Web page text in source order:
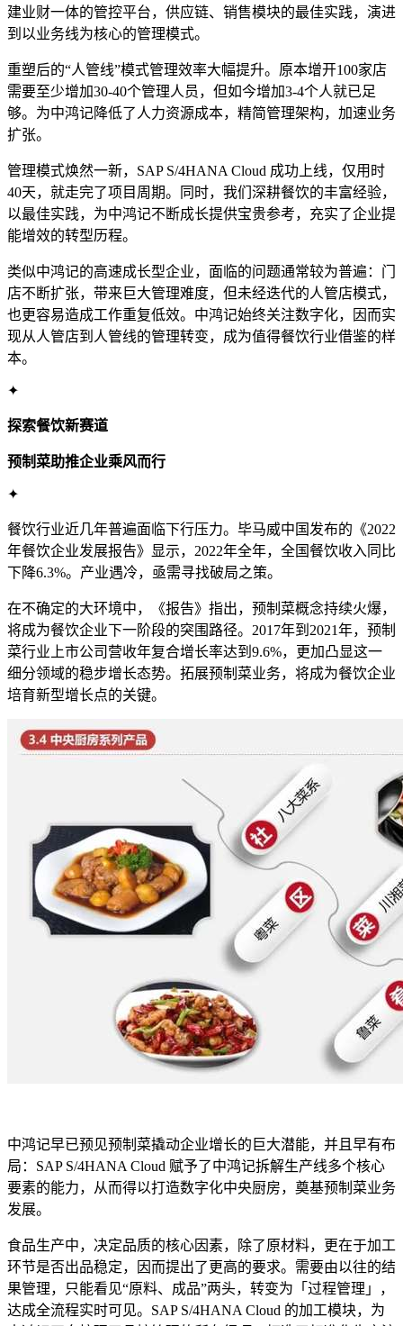
建业财一体的管控平台，供应链、销售模块的最佳实践，演进
到以业务线为核心的管理模式。
重塑后的“人管线”模式管理效率大幅提升。原本增开100家店
需要至少增加30-40个管理人员，但如今增加3-4个人就已足
够。为中鸿记降低了人力资源成本，精简管理架构，加速业务
扩张。
管理模式焕然一新，SAP S/4HANA Cloud 成功上线，仅用时
40天，就走完了项目周期。同时，我们深耕餐饮的丰富经验，
以最佳实践，为中鸿记不断成长提供宝贵参考，充实了企业提
能增效的转型历程。
类似中鸿记的高速成长型企业，面临的问题通常较为普遍：门
店不断扩张，带来巨大管理难度，但未经迭代的人管店模式，
也更容易造成工作重复低效。中鸿记始终关注数字化，因而实
现从人管店到人管线的管理转变，成为值得餐饮行业借鉴的样
本。
✦
探索餐饮新赛道
预制菜助推企业乘风而行
✦
餐饮行业近几年普遍面临下行压力。毕马威中国发布的《2022
年餐饮企业发展报告》显示，2022年全年，全国餐饮收入同比
下降6.3%。产业遇冷，亟需寻找破局之策。
在不确定的大环境中，《报告》指出，预制菜概念持续火爆，
将成为餐饮企业下一阶段的突围路径。2017年到2021年，预制
菜行业上市公司营收年复合增长率达到9.6%，更加凸显这一
细分领域的稳步增长态势。拓展预制菜业务，将成为餐饮企业
培育新型增长点的关键。
中鸿记早已预见预制菜撬动企业增长的巨大潜能，并且早有布
局：SAP S/4HANA Cloud 赋予了中鸿记拆解生产线多个核心
要素的能力，从而得以打造数字化中央厨房，奠基预制菜业务
发展。
食品生产中，决定品质的核心因素，除了原材料，更在于加工
环节是否出品稳定，因而提出了更高的要求。需要由以往的结
果管理，只能看见“原料、成品”两头，转变为「过程管理」，
达成全流程实时可见。SAP S/4HANA Cloud 的加工模块，为